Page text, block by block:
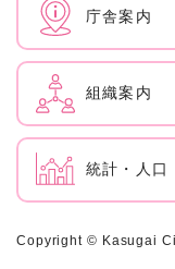
庁舎案内
組織案内
統計・人口
Copyright © Kasugai